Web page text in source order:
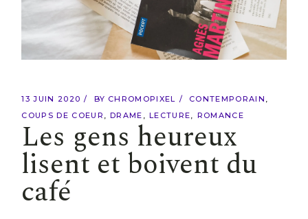
13 JUIN 2020 BY CHROMOPIXEL
CONTEMPORAIN
COUPS DE COEUR
DRAME LECTURE ROMANCE
Les gens heureux
lisent et boivent du
café